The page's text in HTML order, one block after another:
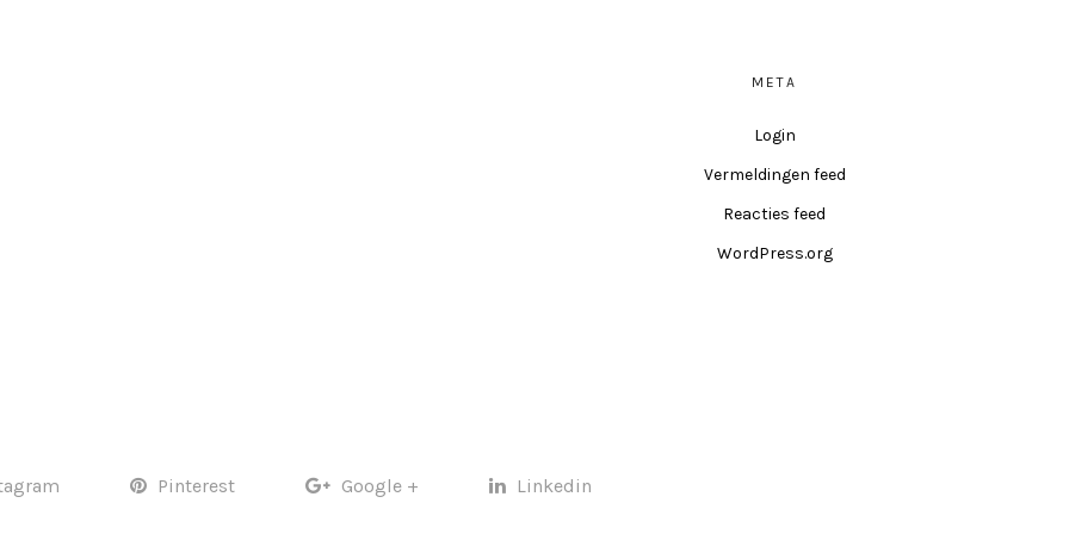
META
Login
Vermeldingen feed
Reacties feed
WordPress.org
Pinterest Google + Linkedin